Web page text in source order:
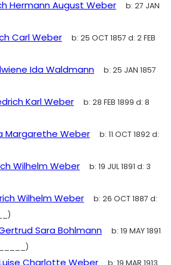
Hermann August Weber b: 27 JAN
Carl Weber b: 25 OCT 1857 d: 2 FEB
Ida Waldmann b: 25 JAN 1857
Karl Weber b: 28 FEB 1899 d: 8
Margarethe Weber b: 11 OCT 1892d:
Wilhelm Weber b: 19 JUL 1891 d: 3
Wilhelm Weber b: 26 OCT 1887 d:
Sara Bohlmann b: 19 MAY 1891
Charlotte Weber b: 19 MAR 1913